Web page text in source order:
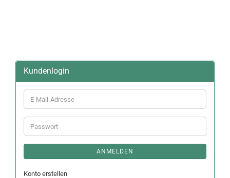
Kundenlogin
E-
Mail-
Adresse
Passwort
ANMELDEN
Konto erstellen